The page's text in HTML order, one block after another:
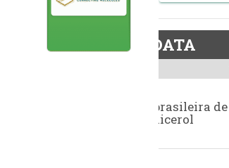
BiodieselDATA
Exportação brasileira de
glicerina e glicerol